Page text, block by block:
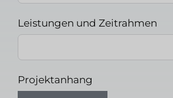
Leistungen und Zeitrahmen
Projektanhang